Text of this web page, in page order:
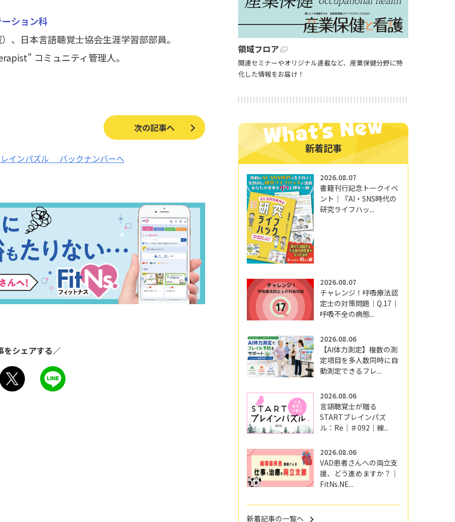
ション科
、日本言語聴覚士協会生涯学習部部員。
コミュニティ管理人。
次の記事へ
インパズル バックナンバーへ
をシェアする／
領域フロア
関連セミナーやオリジナル連載など、産業保健分野に特
化した情報をお届け！
新着記事
2026.08.07
書籍刊行記念トークイベ
ント｜『AI・SNS時代の
研究ライフハッ...
2026.08.07
チャレンジ！呼吸療法認
定士の対策問題｜Q.17｜
呼吸不全の病態...
2026.08.06
【AI体力測定】複数の測
定項目を多人数同時に自
動測定できるフレ...
2026.08.06
言語聴覚士が贈る
STARTブレインパズ
ル：Re｜＃092｜線...
2026.08.06
VAD患者さんへの両立支
援、どう進めますか？｜
FitNs.NE...
新着記事の一覧へ